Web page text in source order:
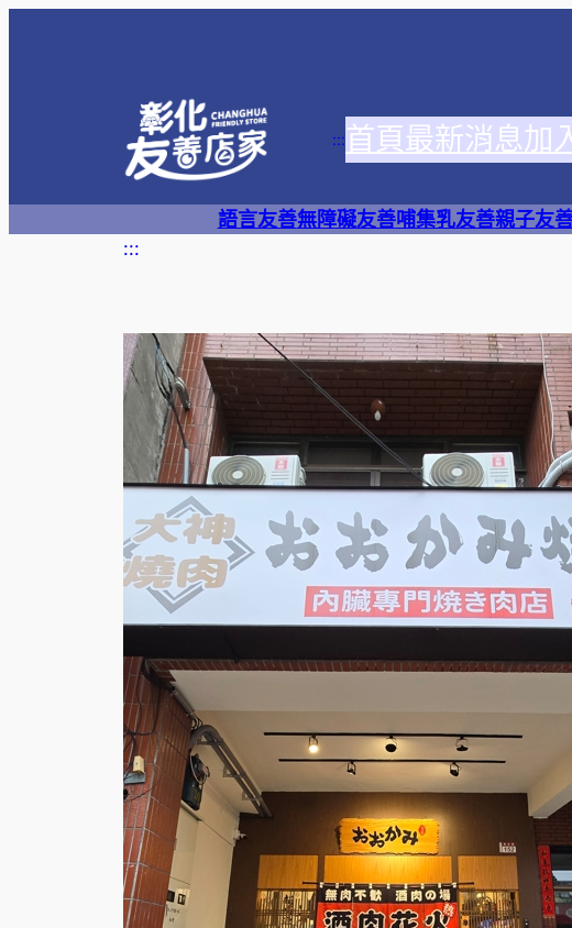
:::首頁最新消息加
語言友善無障礙友善哺集乳友善親子友
:::